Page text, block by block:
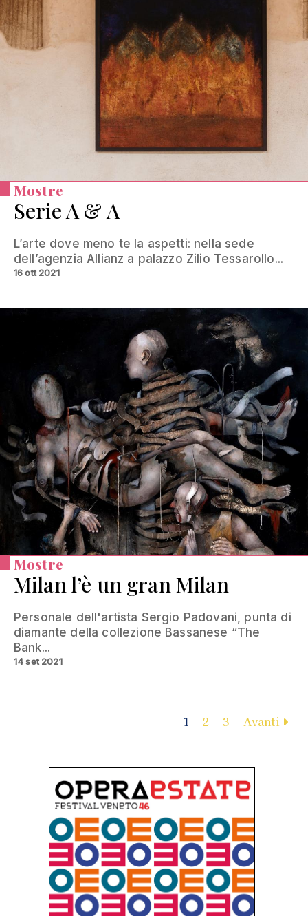
Mostre
Serie A & A
L’arte dove meno te la aspetti: nella sede
dell’agenzia Allianz a palazzo Zilio Tessarollo...
16 ott 2021
Mostre
Milan l’è un gran Milan
Personale dell'artista Sergio Padovani, punta di
diamante della collezione Bassanese “The
Bank...
14 set 2021
1 2 3 Avanti